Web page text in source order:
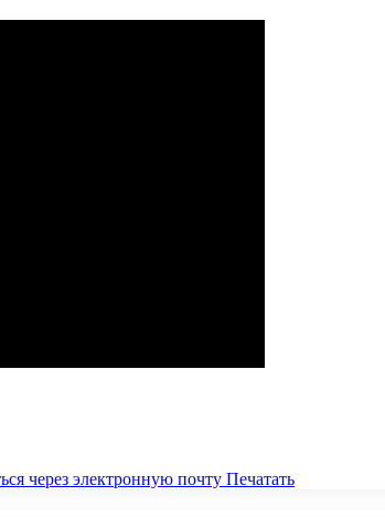
через электронную почту Печатать